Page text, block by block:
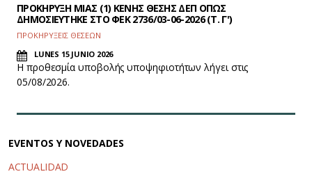
ΠΡΟΚΗΡΥΞΗ ΜΙΑΣ (1) ΚΕΝΗΣ ΘΕΣΗΣ ΔΕΠ ΟΠΩΣ
ΔΗΜΟΣΙΕΥΤΗΚΕ ΣΤΟ ΦEK 2736/03-06-2026 (Τ. Γ')
ΠΡΟΚΗΡΥΞΕΙΣ ΘΕΣΕΩΝ
LUNES 15 JUNIO 2026
Η προθεσμία υποβολής υποψηφιοτήτων λήγει στις
05/08/2026.
EVENTOS Y NOVEDADES
ACTUALIDAD